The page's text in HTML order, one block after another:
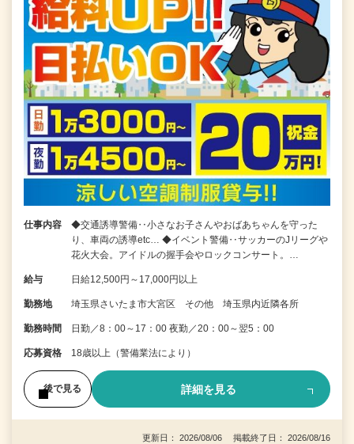
仕事内容
◆交通誘導警備‥小さなお子さんやおばあちゃんを守った
り、車両の誘導etc… ◆イベント警備‥サッカーのJリーグや
花火大会。アイドルの握手会やロックコンサート。…
給与 日給12,500円～17,000円以上
勤務地 埼玉県さいたま市大宮区 その他 埼玉県内近隣各所
勤務時間 日勤／8：00～17：00 夜勤／20：00～翌5：00
応募資格 18歳以上（警備業法により）
後で見る 詳細を見る
更新日： 2026/08/06 掲載終了日： 2026/08/16